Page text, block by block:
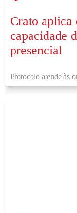
Crato aplica
capacidade
presencial
Protocolo atende às